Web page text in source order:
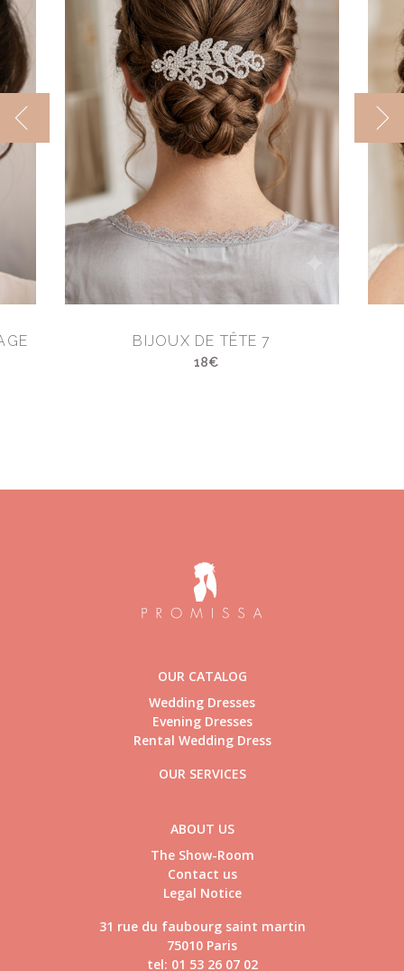
BIJOUX DE TÊTE 7
18€
OUR CATALOG
Wedding Dresses
Evening Dresses
Rental Wedding Dress
OUR SERVICES
ABOUT US
The Show-Room
Contact us
Legal Notice
31 rue du faubourg saint martin
75010 Paris
tel: 01 53 26 07 02